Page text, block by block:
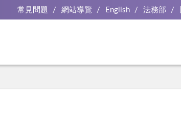
常見問題 網站導覽 English 法務部